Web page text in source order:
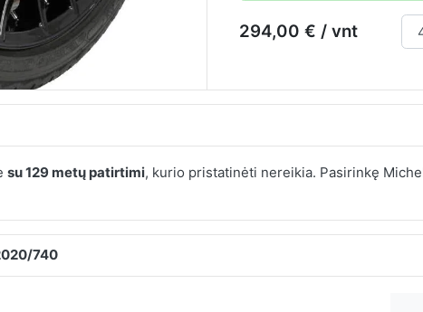
294,00 € / vnt
su 129 metų patirtimi, kurio pristatinėti nereikia. Pasirinkę
740